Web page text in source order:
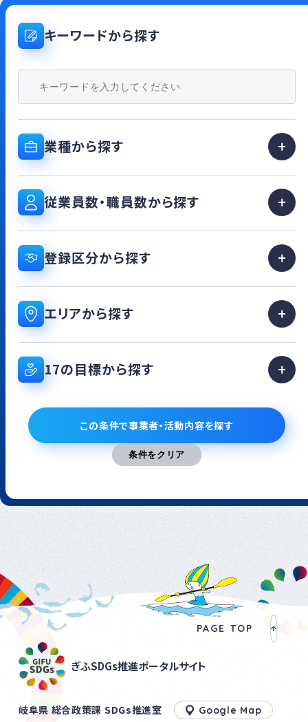
キーワードから探す
業種から探す
従業員数・職員数から探す
登録区分から探す
エリアから探す
17の目標から探す
この条件で事業者・活動内容を探す
PAGE TOP
ぎふSDGs推進ポータルサイト
岐阜県 総合政策課 SDGs推進室 Google Map